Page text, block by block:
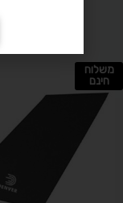
משלוח
חינם